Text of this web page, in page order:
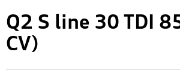
Q2 S line 30 TDI
CV)